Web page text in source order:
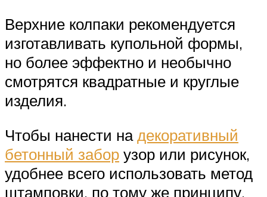
Верхние колпаки рекомендуется
изготавливать купольной формы,
но более эффектно и необычно
смотрятся квадратные и круглые
изделия.
Чтобы нанести надекоративный
бетонный забор узор или рисунок,
удобнее всего использовать метод
штамповки, по тому же принципу,